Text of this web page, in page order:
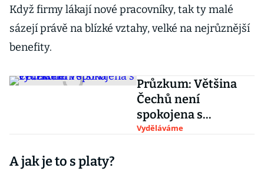
Když firmy lákají nové pracovníky, tak ty malé
sázejí právě na blízké vztahy, velké na nejrůznější
benefity.
Průzkum: Většina
Čechů není
spokojena s
výdělkem
Vyděláváme
A jak je to s platy?